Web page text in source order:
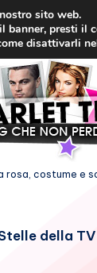
rosa, costume e
della TV
sito web.
presti il
disattivarli